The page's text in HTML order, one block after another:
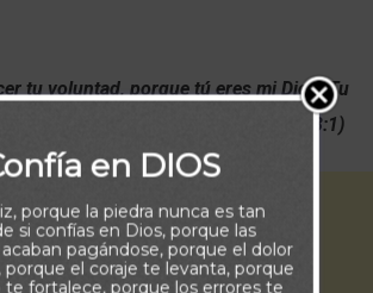
tu voluntad, porque tú eres mi Dios; Tu
guíe a tierra de rectitud” Salmos (143:1)
en DIOS
porque la piedra nunca es tan
si confías en Dios, porque las
pagándose, porque el dolor
porque el coraje te levanta, porque
fortalece, porque los errores te